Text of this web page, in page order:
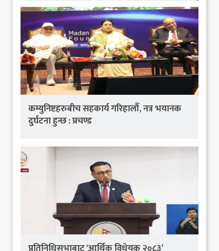
कम्युनिष्टहरुबीच सहकार्य गरिहालौँ, नत्र भयानक
दुर्घटना हुन्छ : प्रचण्ड